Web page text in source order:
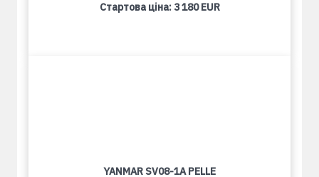
Стартова ціна: 3 180 EUR
YANMAR SV08-1A PELLE